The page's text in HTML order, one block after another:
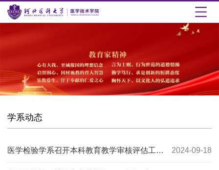
学系动态
医学检验学系召开本科教育教学审核评估工作研讨会 2024-09-18